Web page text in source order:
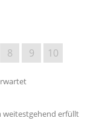
8 9 10
weitestgehend erfüllt